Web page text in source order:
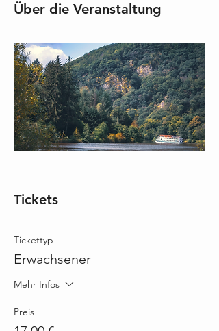
Über die Veranstaltung
Tickets
Tickettyp
Erwachsener
Mehr Infos
Preis